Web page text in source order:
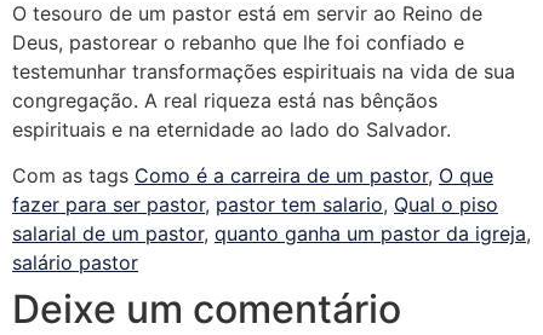
O tesouro de um pastor está em servir ao Reino de
Deus, pastorear o rebanho que lhe foi confiado e
testemunhar transformações espirituais na vida de sua
congregação. A real riqueza está nas bênçãos
espirituais e na eternidade ao lado do Salvador.
Com as tags Como é a carreira de um pastor, O que
fazer para ser pastor, pastor tem salario, Qual o piso
salarial de um pastor, quanto ganha um pastor da igreja,
salário pastor
Deixe um comentário